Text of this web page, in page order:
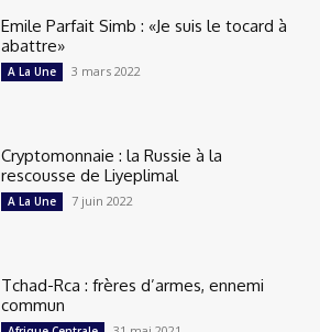
Emile Parfait Simb : «Je suis le tocard à
abattre»
A La Une 3 mars 2022
Cryptomonnaie : la Russie à la
rescousse de Liyeplimal
A La Une 7 juin 2022
Tchad-Rca : frères d’armes, ennemi
commun